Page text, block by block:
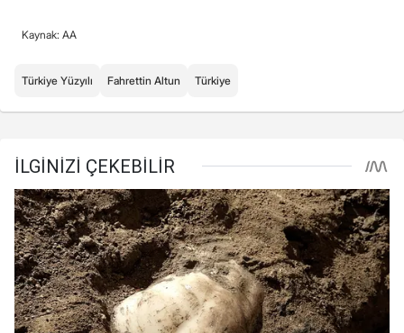
Kaynak: AA
Türkiye Yüzyılı Fahrettin Altun Türkiye